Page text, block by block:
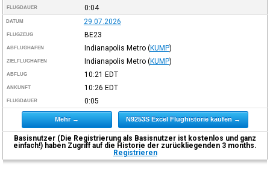
FLUGDAUER 0:04
DATUM 29.07.2026
FLUGZEUG BE23
ABFLUGHAFEN Indianapolis Metro (KUMP)
ZIELFLUGHAFEN Indianapolis Metro (KUMP)
ABFLUG 10:21 EDT
ANKUNFT 10:26 EDT
FLUGDAUER 0:05
Mehr → N9253S Excel Flughistorie kaufen →
Basisnutzer (Die Registrierung als Basisnutzer ist kostenlos und ganz
einfach!) haben Zugriff auf die Historie der zurückliegenden 3 months.
Registrieren